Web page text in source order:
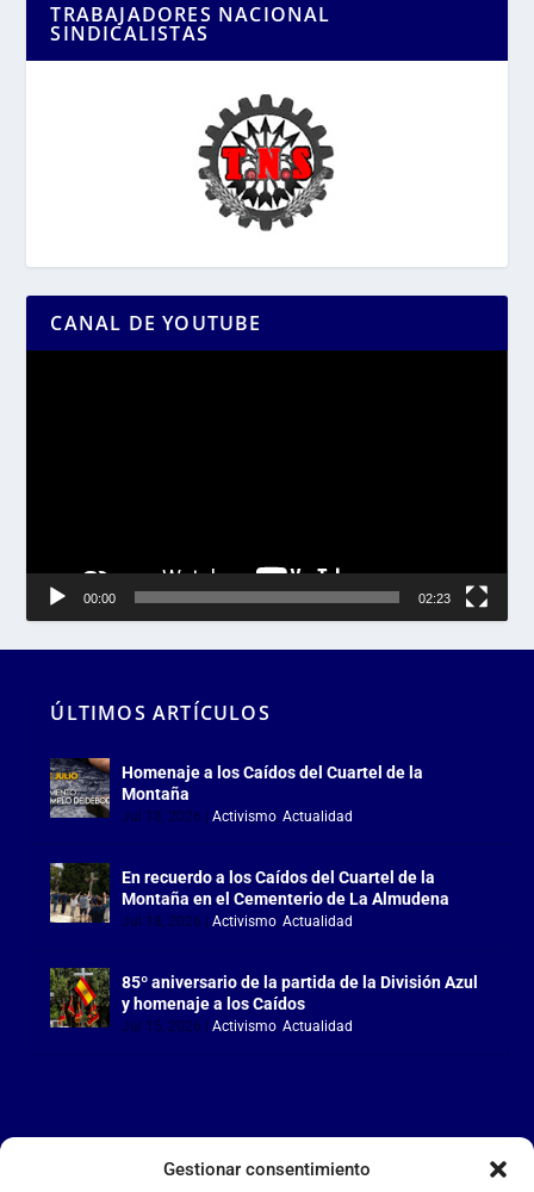
Gestionar consentimiento
TRABAJADORES NACIONAL
SINDICALISTAS
CANAL DE YOUTUBE
00:00 02:23
ÚLTIMOS ARTÍCULOS
Homenaje a los Caídos del Cuartel de la
Montaña
Jul 18, 2026 |Activismo,Actualidad
En recuerdo a los Caídos del Cuartel de la
Montaña en el Cementerio de La Almudena
Jul 18, 2026 |Activismo,Actualidad
85º aniversario de la partida de la División Azul
y homenaje a los Caídos
Jul 15, 2026 |Activismo,Actualidad
LA FALANGE